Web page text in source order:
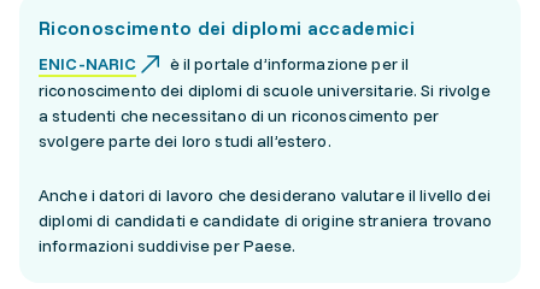
Riconoscimento dei diplomi accademici
ENIC-NARIC
è il portale d’informazione per il
riconoscimento dei diplomi di scuole universitarie. Si rivolge
a studenti che necessitano di un riconoscimento per
svolgere parte dei loro studi all’estero.
Anche i datori di lavoro che desiderano valutare il livello dei
diplomi di candidati e candidate di origine straniera trovano
informazioni suddivise per Paese.